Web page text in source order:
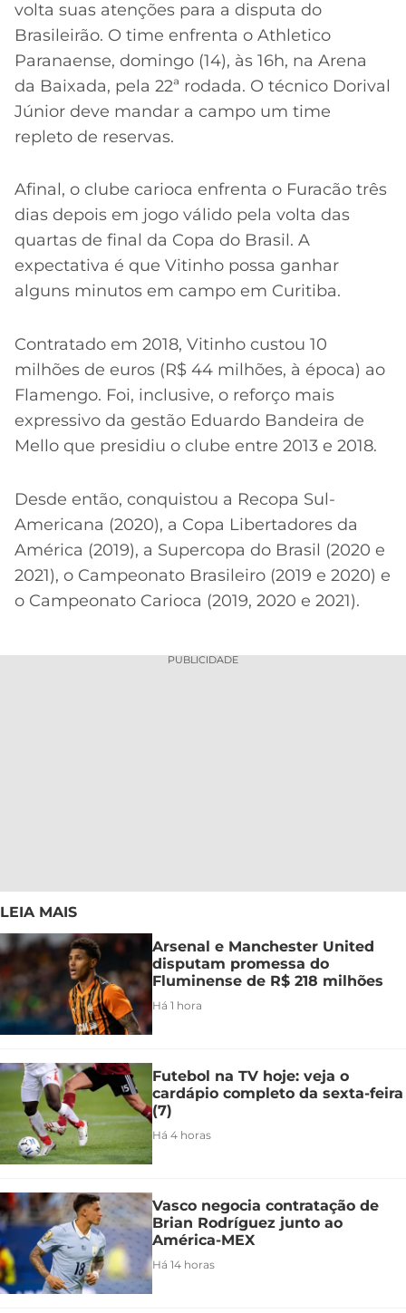
volta suas atenções para a disputa do
Brasileirão. O time enfrenta o Athletico
Paranaense, domingo (14), às 16h, na Arena
da Baixada, pela 22ª rodada. O técnico Dorival
Júnior deve mandar a campo um time
repleto de reservas.
Afinal, o clube carioca enfrenta o Furacão três
dias depois em jogo válido pela volta das
quartas de final da Copa do Brasil. A
expectativa é que Vitinho possa ganhar
alguns minutos em campo em Curitiba.
Contratado em 2018, Vitinho custou 10
milhões de euros (R$ 44 milhões, à época) ao
Flamengo. Foi, inclusive, o reforço mais
expressivo da gestão Eduardo Bandeira de
Mello que presidiu o clube entre 2013 e 2018.
Desde então, conquistou a Recopa Sul-
Americana (2020), a Copa Libertadores da
América (2019), a Supercopa do Brasil (2020 e
2021), o Campeonato Brasileiro (2019 e 2020) e
o Campeonato Carioca (2019, 2020 e 2021).
PUBLICIDADE
LEIA MAIS
Arsenal e Manchester United
disputam promessa do
Fluminense de R$ 218 milhões
Há 1 hora
Futebol na TV hoje: veja o
cardápio completo da sexta-feira
(7)
Há 4 horas
Vasco negocia contratação de
Brian Rodríguez junto ao
América-MEX
Há 14 horas